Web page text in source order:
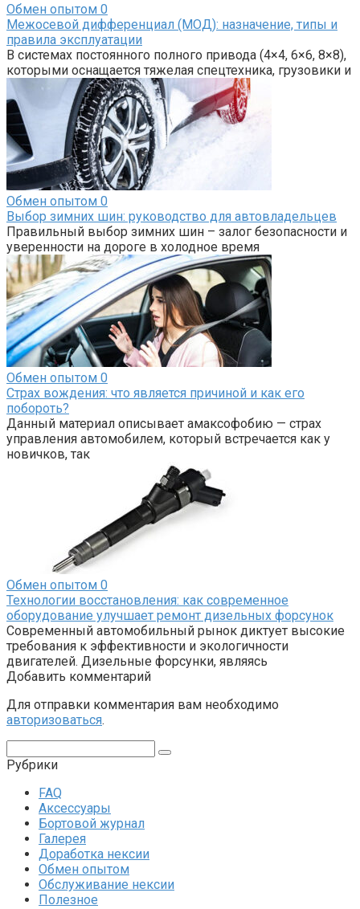
Обмен опытом 0
Межосевой дифференциал (МОД): назначение, типы и
правила эксплуатации
В системах постоянного полного привода (4×4, 6×6, 8×8),
которыми оснащается тяжелая спецтехника, грузовики и
Обмен опытом 0
Выбор зимних шин: руководство для автовладельцев
Правильный выбор зимних шин – залог безопасности и
уверенности на дороге в холодное время
Обмен опытом 0
Страх вождения: что является причиной и как его
побороть?
Данный материал описывает амаксофобию — страх
управления автомобилем, который встречается как у
новичков, так
Обмен опытом 0
Технологии восстановления: как современное
оборудование улучшает ремонт дизельных форсунок
Современный автомобильный рынок диктует высокие
требования к эффективности и экологичности
двигателей. Дизельные форсунки, являясь
Добавить комментарий
Для отправки комментария вам необходимо
авторизоваться.
Рубрики
FAQ
Аксессуары
Бортовой журнал
Галерея
Доработка нексии
Обмен опытом
Обслуживание нексии
Полезное